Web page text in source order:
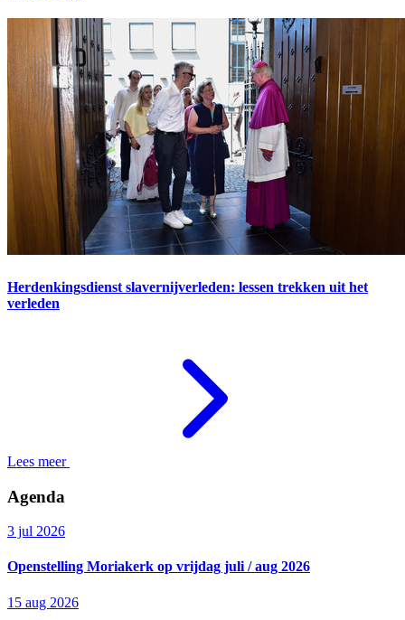
Herdenkingsdienst slavernijverleden: lessen trekken uit het
verleden
Lees meer
Agenda
3 jul 2026
Openstelling Moriakerk op vrijdag juli / aug 2026
15 aug 2026